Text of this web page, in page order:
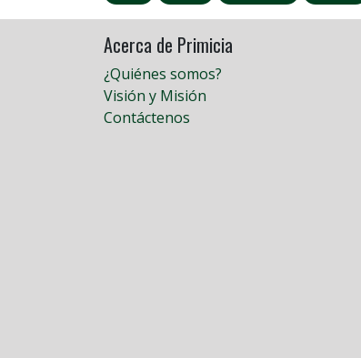
Acerca de Primicia
¿Quiénes somos?
Visión y Misión
Contáctenos